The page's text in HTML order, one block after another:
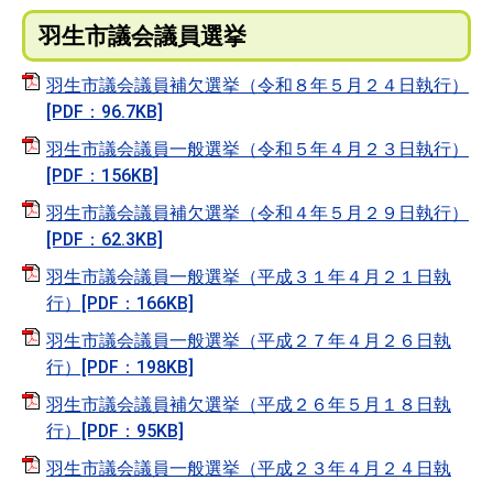
羽生市議会議員選挙
羽生市議会議員補欠選挙（令和８年５月２４日執行）
[PDF：96.7KB]
羽生市議会議員一般選挙（令和５年４月２３日執行）
[PDF：156KB]
羽生市議会議員補欠選挙（令和４年５月２９日執行）
[PDF：62.3KB]
羽生市議会議員一般選挙（平成３１年４月２１日執
行）[PDF：166KB]
羽生市議会議員一般選挙（平成２７年４月２６日執
行）[PDF：198KB]
羽生市議会議員補欠選挙（平成２６年５月１８日執
行）[PDF：95KB]
羽生市議会議員一般選挙（平成２３年４月２４日執